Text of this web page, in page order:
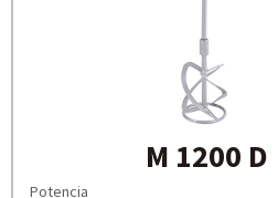
M 1200 D
Potencia